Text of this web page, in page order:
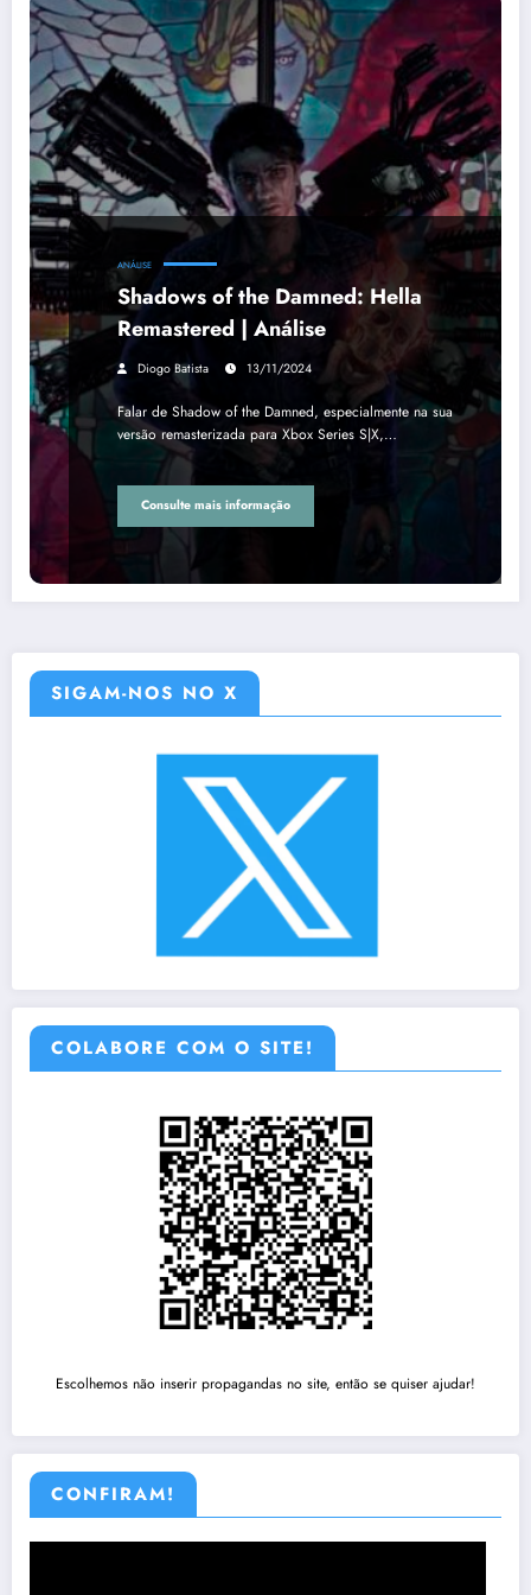
ANÁLISE
Shadows of the Damned: Hella
Remastered | Análise
Diogo Batista 13/11/2024
Falar de Shadow of the Damned, especialmente na sua
versão remasterizada para Xbox Series S|X,…
Consulte mais informação
SIGAM-NOS NO X
COLABORE COM O SITE!
Escolhemos não inserir propagandas no site, então se quiser ajudar!
CONFIRAM!